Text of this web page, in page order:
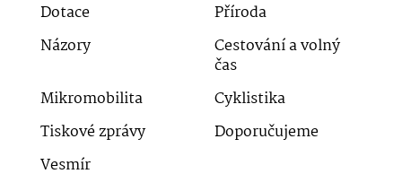
Dotace
Příroda
Názory
Cestování a volný
čas
Mikromobilita
Cyklistika
Tiskové zprávy
Doporučujeme
Vesmír